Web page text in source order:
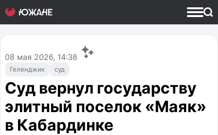
Геленджик суд
08 мая 2026, 14:38
Суд вернул государству
элитный поселок «Маяк»
в Кабардинке